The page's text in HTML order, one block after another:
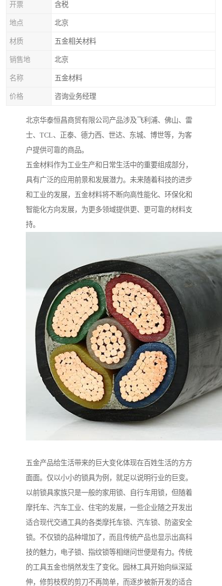
开票 含税
地点 北京
材质 五金相关材料
销售地 北京
名称 五金材料
价格 咨询业务经理
北京华泰恒昌商贸有限公司产品涉及飞利浦、佛山、雷
士、TCL、正泰、德力西、世达、东城、博世等，为客
户提供可靠的商品。
五金材料作为工业生产和日常生活中的重要组成部分，
具有广泛的应用前景和发展潜力。未来随着科技的进步
和工业的发展，五金材料将不断向高性能化、环保化和
智能化方向发展，为更多领域提供更、更可靠的材料支
持。
五金产品给生活带来的巨大变化体现在百姓生活的方方
面面。仅以小小的锁具为例，就足以说明行业的巨变。
以前锁具家族只是一般的家用锁、自行车用锁，但随着
摩托车、汽车工业、住宅的发展，一些企业随之开发出
适合现代交通工具的各类摩托车锁、汽车锁、防盗安全
锁。不仅锁的品种增加了，而且传统产品也显示出高科
技的魅力，电子锁、指纹锁等相继问世便是有力。传统
的工具五金也悄然发生了变化。园林工具开始向纵深延
伸，修剪枝杈的剪刀不再简单，而逐步被新开发的适合